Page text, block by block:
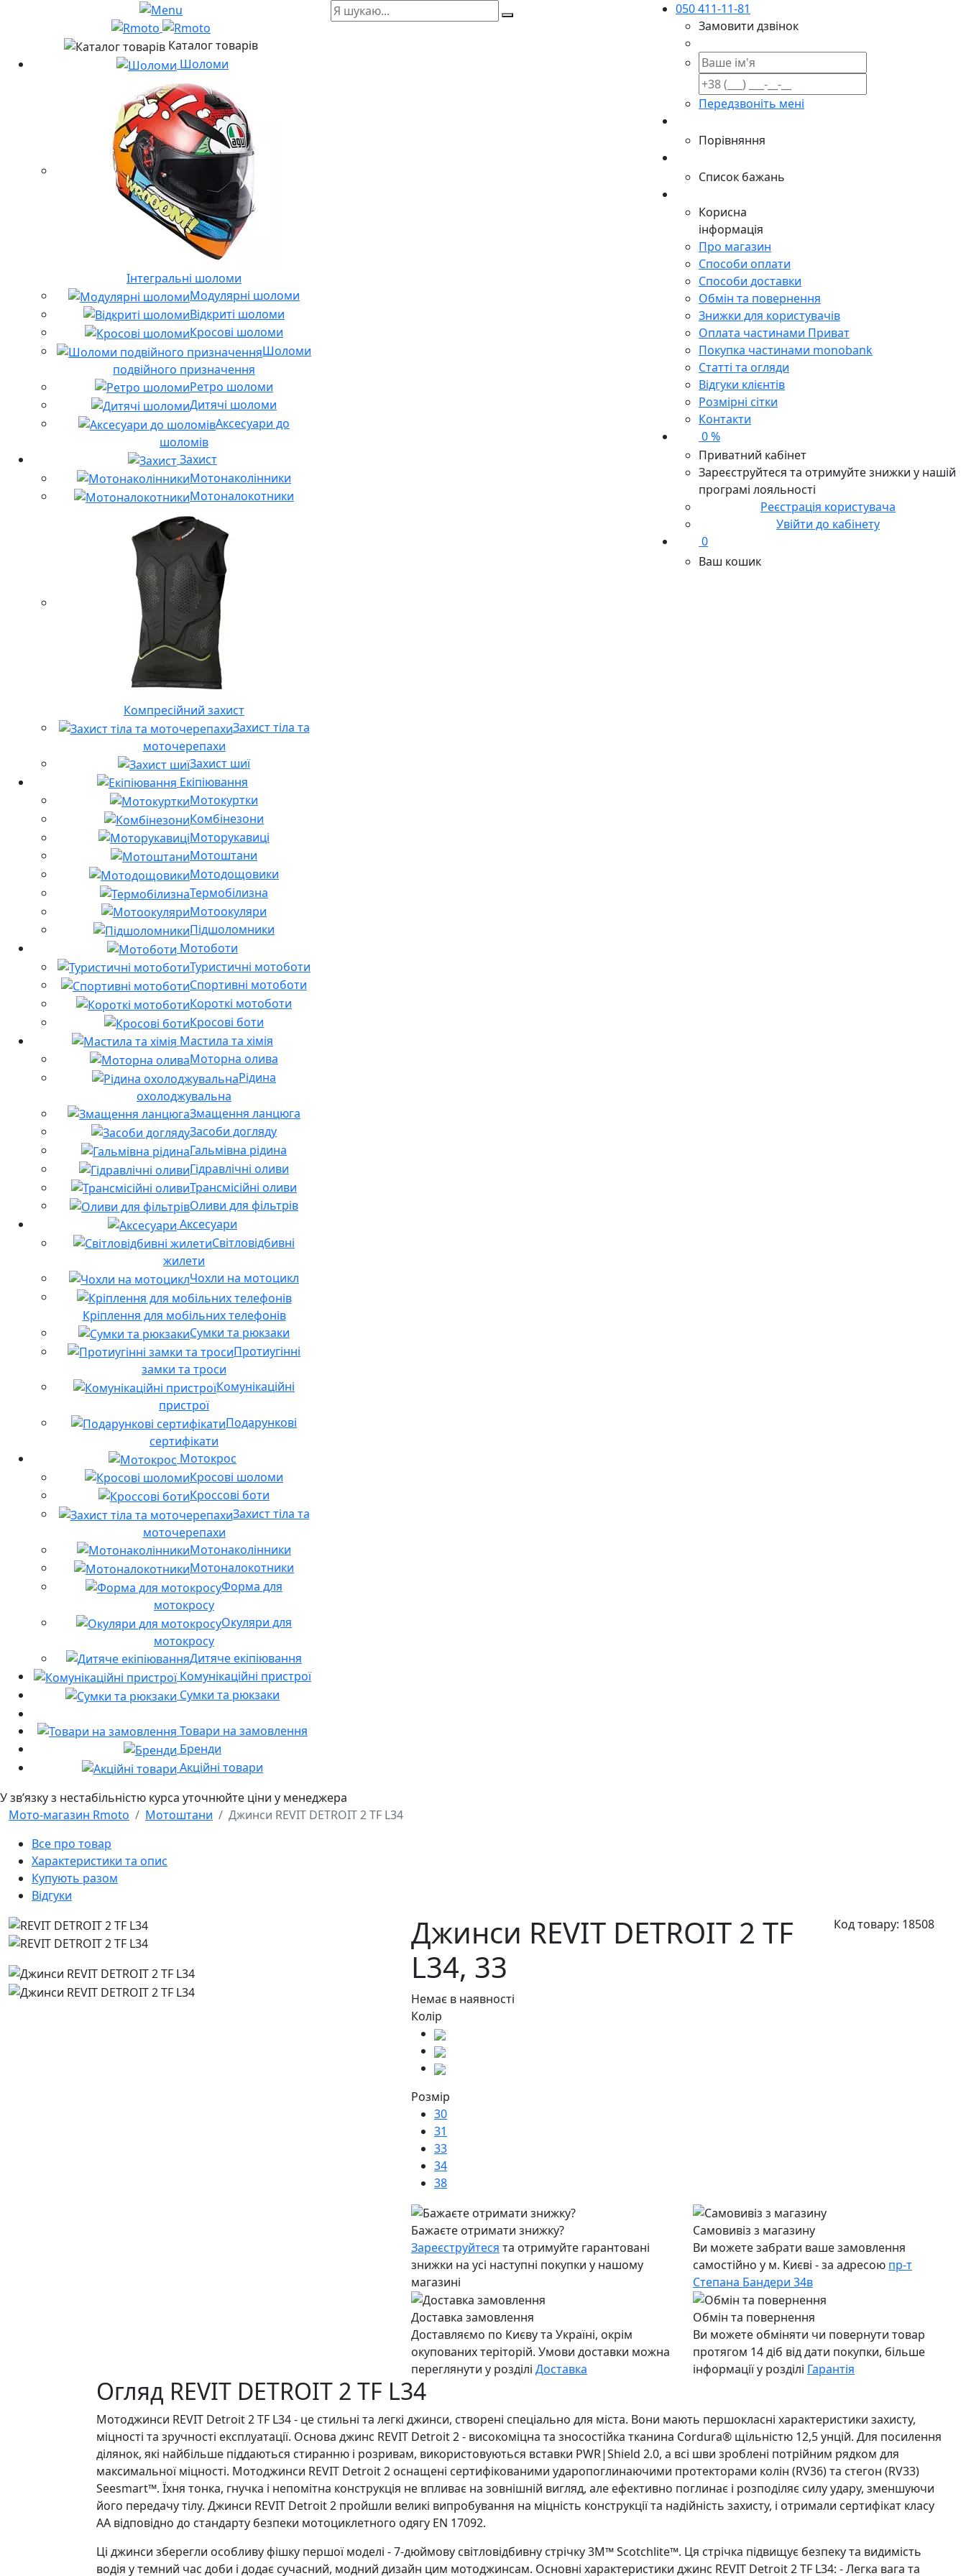
Каталог товарів
Шоломи
Інтегральні шоломи
Модулярні шоломи
Відкриті шоломи
Кросові шоломи
Шоломи
подвійного призначення
Ретро шоломи
Дитячі шоломи
Аксесуари до
шоломів
Захист
Мотонаколінники
Мотоналокотники
Компресійний захист
Захист тіла та
моточерепахи
Захист шиї
Екіпіювання
Мотокуртки
Комбінезони
Моторукавиці
Мотоштани
Мотодощовики
Термобілизна
Мотоокуляри
Підшоломники
Мотоботи
Туристичні мотоботи
Спортивні мотоботи
Короткі мотоботи
Кросові боти
Мастила та хімія
Моторна олива
Рідина
охолоджувальна
Змащення ланцюга
Засоби догляду
Гальмівна рідина
Гідравлічні оливи
Трансмісійні оливи
Оливи для фільтрів
Аксесуари
Світловідбивні
жилети
Чохли на мотоцикл
Кріплення для мобільних телефонів
Сумки та рюкзаки
Протиугінні
замки та троси
Комунікаційні
пристрої
Подарункові
сертифікати
Мотокрос
Кросові шоломи
Кроссові боти
Захист тіла та
моточерепахи
Мотонаколінники
Мотоналокотники
Форма для
мотокросу
Окуляри для
мотокросу
Дитяче екіпіювання
Комунікаційні пристрої
Сумки та рюкзаки
Товари на замовлення
Бренди
Акційні товари
050 411-11-81
Замовити дзвінок
Передзвоніть мені
Порівняння
Список бажань
Корисна
інформація
Про магазин
Способи оплати
Способи доставки
Обмін та повернення
Знижки для користувачів
Оплата частинами Приват
Покупка частинами monobank
Статті та огляди
Відгуки клієнтів
Розмірні сітки
Контакти
0 %
Приватний кабінет
Зареєструйтеся та отримуйте знижки у нашій
програмі лояльності
Реєстрація користувача
Увійти до кабінету
0
Ваш кошик
У звʼязку з нестабільністю курса уточнюйте ціни у менеджера
Мото-магазин Rmoto
Мотоштани
Джинси REVIT DETROIT 2 TF L34
Все про товар
Характеристики та опис
Купують разом
Відгуки
Джинси REVIT DETROIT 2 TF
L34, 33
Немає в наявності
Код товару: 18508
Колір
Розмір
30
31
33
34
38
Бажаєте отримати знижку?
Зареєструйтеся та отримуйте гарантовані
знижки на усі наступні покупки у нашому
магазині
Самовивіз з магазину
Ви можете забрати ваше замовлення
самостійно у м. Києві - за адресою пр-т
Степана Бандери 34в
Доставка замовлення
Доставляємо по Києву та Україні, окрім
окупованих теріторій. Умови доставки можна
переглянути у розділі Доставка
Обмін та повернення
Ви можете обміняти чи повернути товар
протягом 14 діб від дати покупки, більше
інформації у розділі Гарантія
Огляд REVIT DETROIT 2 TF L34
Мотоджинси REVIT Detroit 2 TF L34 - це стильні та легкі джинси, створені спеціально для міста. Вони мають першокласні характеристики захисту,
міцності та зручності експлуатації. Основа джинс REVIT Detroit 2 - високоміцна та зносостійка тканина Cordura® щільністю 12,5 унцій. Для посилення
ділянок, які найбільше піддаються стиранню і розривам, використовуються вставки PWR|Shield 2.0, а всі шви зроблені потрійним рядком для
максимальної міцності. Мотоджинси REVIT Detroit 2 оснащені сертифікованими ударопоглинаючими протекторами колін (RV36) та стегон (RV33)
Seesmart™. Їхня тонка, гнучка і непомітна конструкція не впливає на зовнішній вигляд, але ефективно поглинає і розподіляє силу удару, зменшуючи
його передачу тілу. Джинси REVIT Detroit 2 пройшли великі випробування на міцність конструкції та надійність захисту, і отримали сертифікат класу
AA відповідно до стандарту безпеки мотоциклетного одягу EN 17092.
Ці джинси зберегли особливу фішку першої моделі - 7-дюймову світловідбивну стрічку 3M™ Scotchlite™. Ця стрічка підвищує безпеку та видимість
водія у темний час доби і додає сучасний, модний дизайн цим мотоджинсам. Основні характеристики джинс REVIT Detroit 2 TF L34: - Легка вага та